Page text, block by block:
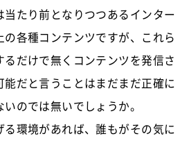
たり前となりつつあるインター
各種コンテンツですが、これら
だけで無くコンテンツを発信さ
だと言うことはまだまだ正確に
のでは無いでしょうか。
環境があれば、誰もがその気に